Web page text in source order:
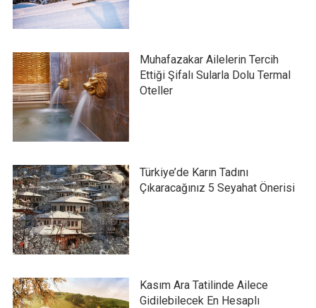
Muhafazakar Ailelerin Tercih
Ettiği Şifalı Sularla Dolu Termal
Oteller
Türkiye’de Karın Tadını
Çıkaracağınız 5 Seyahat Önerisi
Kasım Ara Tatilinde Ailece
Gidilebilecek En Hesaplı